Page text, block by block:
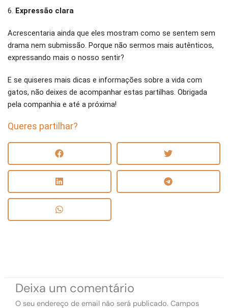
6. Expressão clara
Acrescentaria ainda que eles mostram como se sentem sem
drama nem submissão. Porque não sermos mais autênticos,
expressando mais o nosso sentir?
E se quiseres mais dicas e informações sobre a vida com
gatos, não deixes de acompanhar estas partilhas. Obrigada
pela companhia e até a próxima!
Queres partilhar?
Deixa um comentário
O seu endereço de email não será publicado. Campos